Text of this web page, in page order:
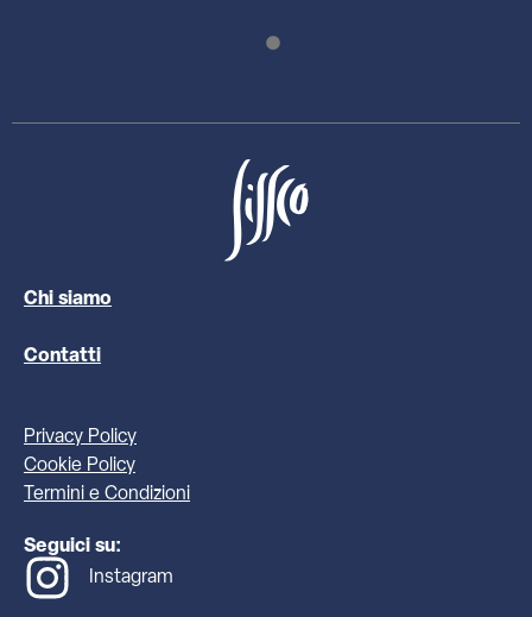
Chi siamo
Contatti
Privacy Policy
Cookie Policy
Termini e Condizioni
Seguici su:
Instagram